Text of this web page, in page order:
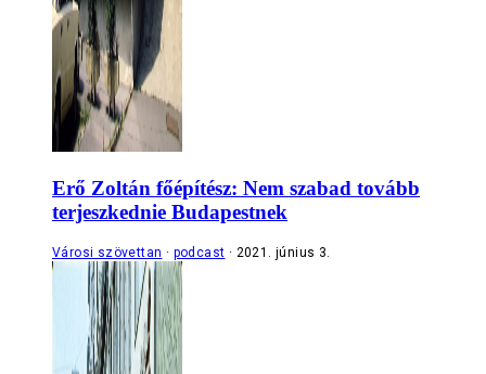
Erő Zoltán főépítész: Nem szabad tovább
terjeszkednie Budapestnek
Városi szövettan podcast 2021. június 3.